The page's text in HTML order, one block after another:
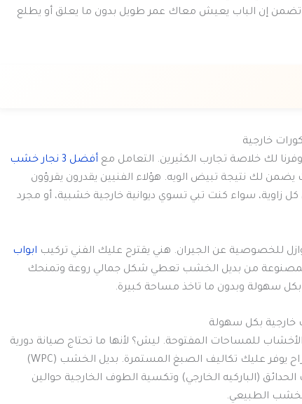
إن الباب يعيش معاك عمر طويل بدون ما يعلق أو يطلع
خارجية
لك خلاصة تجارب الكثيرين. التعامل مع أفضل 3 نجار خشب
لك نتيجة تبيض الويه. هؤلاء الفنيين يقدرون يقرؤون
سواء كنت تبي تسوي ديوانية خارجية خشبية، أو مجرد
للخصوصية عن الجيران. هني يقترح عليك الفني تركيب ابواب
من بديل الخشب تعطي شكل جمالي روعة وتمنحك
سهولة وبدون ما تاخذ مساحة كبيرة.
بكل سهولة
للمساحات المفتوحة. ليش؟ لأنها ما تحتاج صيانة دورية
شاطر راح يوفر عليك تكاليف الصبغ المستمرة. بديل الخشب (WPC)
(الباركيه الخارجي) وتكسية الطوف الخارجية حوالين
الطبيعي.